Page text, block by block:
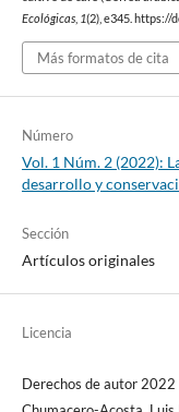
Ecológicas, 1(2), e345. https://
Más formatos de cita
Número
Vol. 1 Núm. 2 (2022):
desarrollo y
Sección
Artículos originales
Licencia
Derechos de autor